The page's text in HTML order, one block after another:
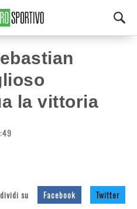
la vittoria
su
Facebook Twitter